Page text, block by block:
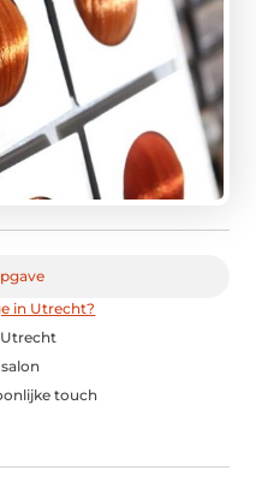
in Utrecht?
Utrecht
touch